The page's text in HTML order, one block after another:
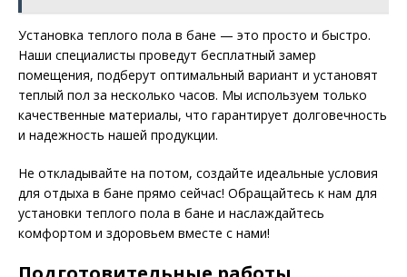
Установка теплого пола в бане — это просто и быстро.
Наши специалисты проведут бесплатный замер
помещения, подберут оптимальный вариант и установят
теплый пол за несколько часов. Мы используем только
качественные материалы, что гарантирует долговечность
и надежность нашей продукции.
Не откладывайте на потом, создайте идеальные условия
для отдыха в бане прямо сейчас! Обращайтесь к нам для
установки теплого пола в бане и наслаждайтесь
комфортом и здоровьем вместе с нами!